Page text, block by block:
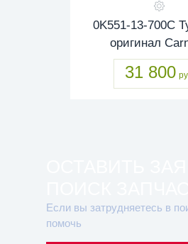
0K551-13-700C
оригинал
31 800
Если вы затрудняетесь в
помочь